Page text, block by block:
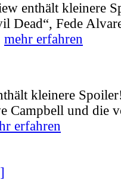
enthält kleinere
Dead“, Fede
mehr erfahren
kleinere
Campbell und die
erfahren